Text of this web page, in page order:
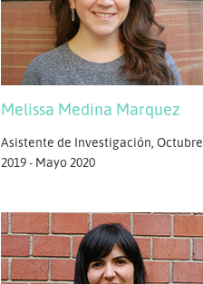
Melissa Medina Marquez
Asistente de Investigación, Octubre
2019 - Mayo 2020